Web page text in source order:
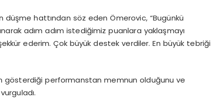
düşme hattından söz eden Ömerovic, “Bugünkü
adım adım istediğimiz puanlara yaklaşmayı
ederim. Çok büyük destek verdiler. En büyük tebriği
gösterdiği performanstan memnun olduğunu ve